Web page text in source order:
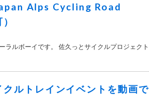
Alps Cycling Road
ラルボーイです。 佐久っとサイクルプロジェクト
クルトレインイベントを動画で